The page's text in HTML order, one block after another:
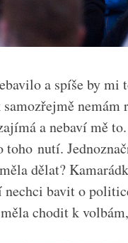
a spíše by
a nebaví mě to.
nutí.
dělat?
bavit o
chodit k